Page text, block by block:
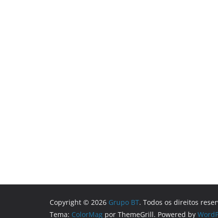
Copyright © 2026 Grupo BT. Todos os direitos
Tema: ColorMag por ThemeGrill. Powered by